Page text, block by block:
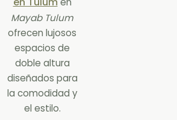
Mayab Tulum
ofrecen lujosos
espacios de
doble altura
diseñados para
la comodidad y
el estilo.